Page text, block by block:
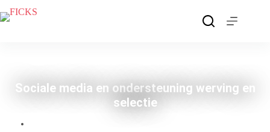
naar
Sociale media en ondersteuning werving en
selectie